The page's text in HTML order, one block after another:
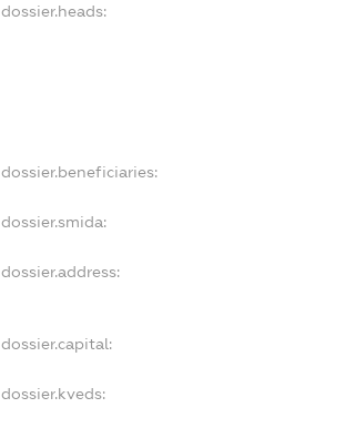
dossier.heads:
dossier.beneficiaries:
dossier.smida:
dossier.address:
dossier.capital:
dossier.kveds: